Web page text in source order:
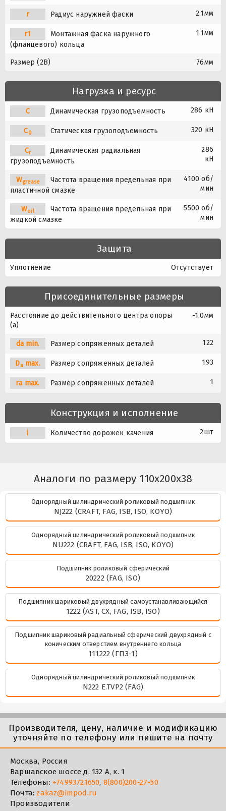
r Радиус наружней фаски 2.1мм
r1
Монтажная фаска наружного
(фланцевого) кольца
1.1мм
Размер (2B) 76мм
Нагрузка и ресурс
C Динамическая грузоподъемность 286 кН
C0 Статическая грузоподъемность 320 кН
Cr
Динамическая радиальная
грузоподъемность
286
кН
Wgrease
Частота вращения предельная при
пластичной смазке
4100 об/
мин
Woil
Частота вращения предельная при
жидкой смазке
5500 об/
мин
Защита
Уплотнение Отсутствует
Присоединительные размеры
Расстояние до действительного центра опоры
(a)
-1.0мм
da min. Размер сопряженных деталей 122
Damax. Размер сопряженных деталей 193
ra max. Размер сопряженных деталей 1
Конструкция и исполнение
i Количество дорожек качения 2шт
Аналоги по размеру 110x200x38
Однорядный цилиндрический роликовый подшипник
NJ222 (CRAFT, FAG, ISB, ISO, KOYO)
Однорядный цилиндрический роликовый подшипник
NU222 (CRAFT, FAG, ISB, ISO, KOYO)
Подшипник роликовый сферический
20222 (FAG, ISO)
Подшипник шариковый двухрядный самоустанавливающийся
1222 (AST, CX, FAG, ISB, ISO)
Подшипник шариковый радиальный сферический двухрядный с
коническим отверстием внутреннего кольца
111222 (ГПЗ-1)
Однорядный цилиндрический роликовый подшипник
N222 E.TVP2 (FAG)
Производителя, цену, наличие и модификацию
уточняйте по телефону или пишите на почту
Москва, Россия
Варшавское шоссе д. 132 А, к. 1
Телефоны: +74993721650, 8(800)200-27-50
Почта:zakaz@impod.ru
Производители